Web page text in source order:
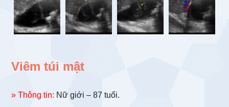
Viêm túi mật
» Thông tin: Nữ giới – 87 tuổi.